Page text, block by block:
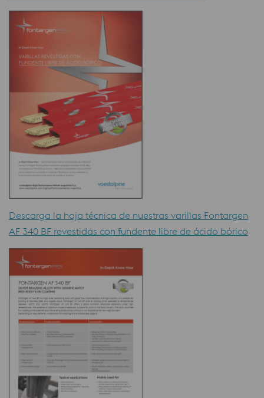
Descarga la hoja técnica de nuestras varillas Fontargen
AF 340 BF revestidas con fundente libre de ácido bórico